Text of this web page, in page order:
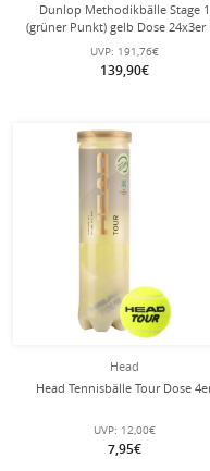
Dunlop Methodikbälle Stage 1
(grüner Punkt) gelb Dose 24x3er
Karton
UVP: 191,76€
139,90€
Head
Head Tennisbälle Tour Dose
UVP: 12,00€
7,95€